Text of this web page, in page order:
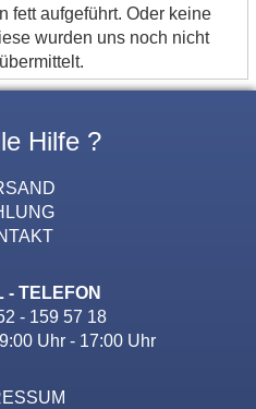
fett aufgeführt. Oder keine
wurden uns noch nicht
Hilfe ?
- TELEFON
- 159 57 18
Uhr - 17:00 Uhr